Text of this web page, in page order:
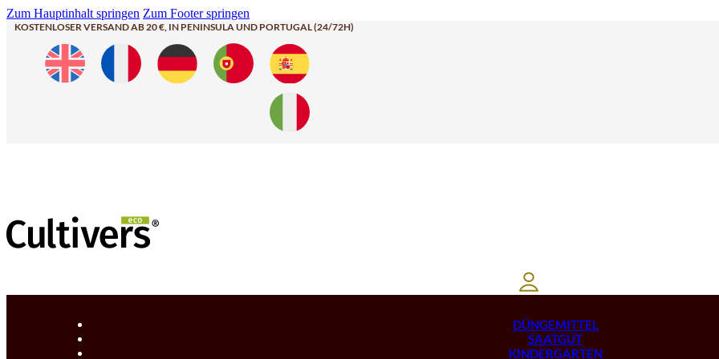
Zum Hauptinhalt springen Zum Footer springen
KOSTENLOSER VERSAND AB 20 €, IN PENINSULA UND PORTUGAL (24/72H)
DÜNGEMITTEL
SAATGUT
KINDERGARTEN